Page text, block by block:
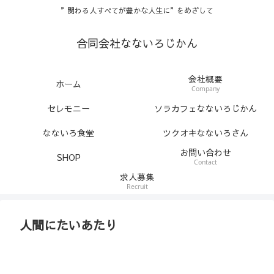
”関わる人すべてが豊かな人生に”をめざして
合同会社なないろじかん
ホーム 会社概要
Company
セレモニー
ソラカフェなないろじかん
なないろ食堂
ツクオキなないろさん
SHOP
お問い合わせ
Contact
求人募集
Recruit
人間にたいあたり